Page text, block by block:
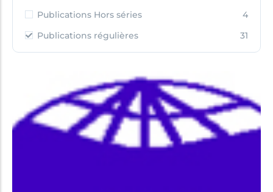
Publications Hors séries
4
Publications régulières
31